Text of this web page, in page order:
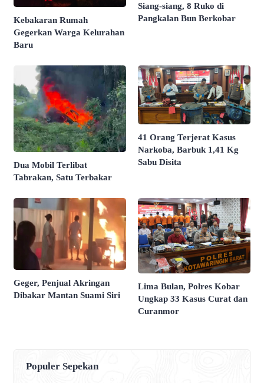
Kebakaran Rumah
Gegerkan Warga Kelurahan
Baru
Siang-siang, 8 Ruko di
Pangkalan Bun Berkobar
Dua Mobil Terlibat
Tabrakan, Satu Terbakar
41 Orang Terjerat Kasus
Narkoba, Barbuk 1,41 Kg
Sabu Disita
Geger, Penjual Akringan
Dibakar Mantan Suami Siri
Lima Bulan, Polres Kobar
Ungkap 33 Kasus Curat dan
Curanmor
Populer Sepekan